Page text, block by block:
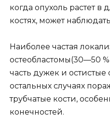
когда опухоль растет в
костях, может
Наиболее частая
остеобластомы(30—50
часть дужек и остистые
остальных случаях
трубчатые кости,
конечностей.